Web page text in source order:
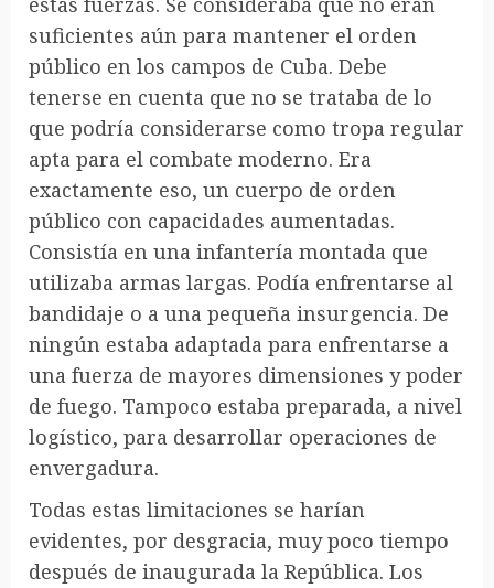
suficientes aún para mantener el orden
público en los campos de Cuba. Debe
tenerse en cuenta que no se trataba de lo
que podría considerarse como tropa regular
apta para el combate moderno. Era
exactamente eso, un cuerpo de orden
público con capacidades aumentadas.
Consistía en una infantería montada que
utilizaba armas largas. Podía enfrentarse al
bandidaje o a una pequeña insurgencia. De
ningún estaba adaptada para enfrentarse a
una fuerza de mayores dimensiones y poder
de fuego. Tampoco estaba preparada, a nivel
logístico, para desarrollar operaciones de
envergadura.
Todas estas limitaciones se harían
evidentes, por desgracia, muy poco tiempo
después de inaugurada la República. Los